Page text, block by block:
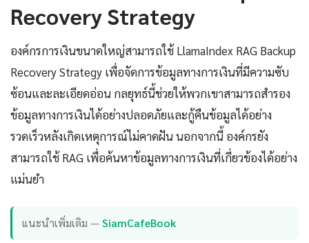
Recovery Strategy
องค์กรการเงินขนาดใหญ่สามารถใช้ LlamaIndex RAG Backup
Recovery Strategy เพื่อจัดการข้อมูลทางการเงินที่มีความซับ
ซ้อนและละเอียดอ่อน กลยุทธ์นี้ช่วยให้พวกเขาสามารถสำรอง
ข้อมูลทางการเงินได้อย่างปลอดภัยและกู้คืนข้อมูลได้อย่าง
รวดเร็วหลังเกิดเหตุการณ์ไม่คาดฝัน นอกจากนี้ องค์กรยัง
สามารถใช้ RAG เพื่อค้นหาข้อมูลทางการเงินที่เกี่ยวข้องได้อย่าง
แม่นยำ
แนะนำเพิ่มเติม —SiamCafeBook